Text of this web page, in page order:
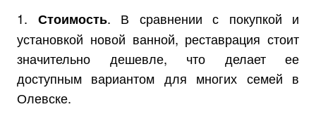
1. Стоимость. В сравнении с покупкой и
установкой новой ванной, реставрация стоит
значительно дешевле, что делает ее
доступным вариантом для многих семей в
Олевске.